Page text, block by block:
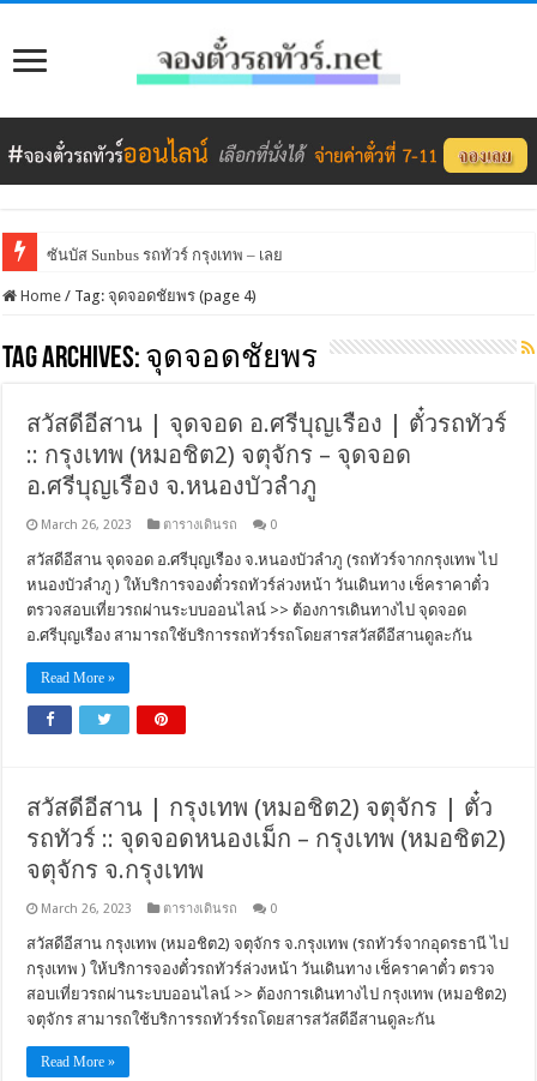
ซันบัส Sunbus รถทัวร์ กรุงเทพ – เลย
Home / Tag:จุดจอดชัยพร (page 4)
Tag Archives: จุดจอดชัยพร
สวัสดีอีสาน | จุดจอด อ.ศรีบุญเรือง | ตั๋วรถทัวร์
:: กรุงเทพ (หมอชิต2) จตุจักร – จุดจอด
อ.ศรีบุญเรือง จ.หนองบัวลำภู
March 26, 2023 ตารางเดินรถ 0
สวัสดีอีสาน จุดจอด อ.ศรีบุญเรือง จ.หนองบัวลำภู (รถทัวร์จากกรุงเทพ ไป
หนองบัวลำภู ) ให้บริการจองตั๋วรถทัวร์ล่วงหน้า วันเดินทาง เช็คราคาตั๋ว
ตรวจสอบเที่ยวรถผ่านระบบออนไลน์ >> ต้องการเดินทางไป จุดจอด
อ.ศรีบุญเรือง สามารถใช้บริการรถทัวร์รถโดยสารสวัสดีอีสานดูละกัน
Read More »
สวัสดีอีสาน | กรุงเทพ (หมอชิต2) จตุจักร | ตั๋ว
รถทัวร์ :: จุดจอดหนองเม็ก – กรุงเทพ (หมอชิต2)
จตุจักร จ.กรุงเทพ
March 26, 2023 ตารางเดินรถ 0
สวัสดีอีสาน กรุงเทพ (หมอชิต2) จตุจักร จ.กรุงเทพ (รถทัวร์จากอุดรธานี ไป
กรุงเทพ ) ให้บริการจองตั๋วรถทัวร์ล่วงหน้า วันเดินทาง เช็คราคาตั๋ว ตรวจ
สอบเที่ยวรถผ่านระบบออนไลน์ >> ต้องการเดินทางไป กรุงเทพ (หมอชิต2)
จตุจักร สามารถใช้บริการรถทัวร์รถโดยสารสวัสดีอีสานดูละกัน
Read More »